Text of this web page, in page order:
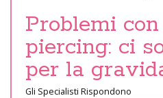
Problemi
piercing: ci
per la
Gli Specialisti Rispondono